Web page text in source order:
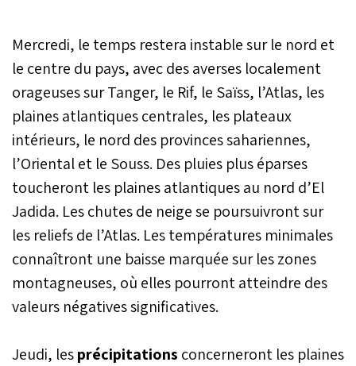
un temps froid sont
prévus, de lundi à jeudi,
du Royaume, indique la
Direction générale de la
météorologie (DGM).
Mercredi, le temps restera instable sur le nord et
le centre du pays, avec des averses localement
orageuses sur Tanger, le Rif, le Saïss, l’Atlas, les
plaines atlantiques centrales, les plateaux
intérieurs, le nord des provinces sahariennes,
l’Oriental et le Souss. Des pluies plus éparses
toucheront les plaines atlantiques au nord d’El
Jadida. Les chutes de neige se poursuivront sur
les reliefs de l’Atlas. Les températures minimales
connaîtront une baisse marquée sur les zones
montagneuses, où elles pourront atteindre des
valeurs négatives significatives.
Jeudi, lesprécipitations concerneront les plaines